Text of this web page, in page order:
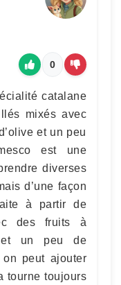
0
catalane
mixés avec
et un peu
est une
diverses
d’une façon
à partir de
des fruits à
et un peu de
peut ajouter
tourne toujours